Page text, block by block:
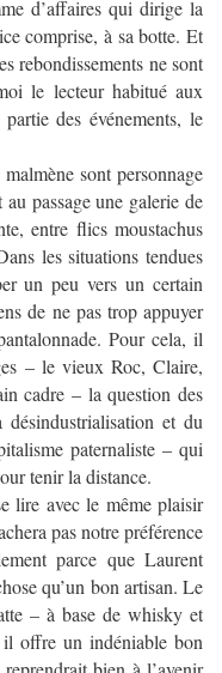
d’affaires qui dirige la
comprise, à sa botte. Et
rebondissements ne sont
le lecteur habitué aux
des événements, le
sont personnage
passage une galerie de
entre flics moustachus
les situations tendues
un peu vers un certain
de ne pas trop appuyer
Pour cela, il
– le vieux Roc, Claire,
cadre – la question des
et du
paternaliste – qui
tenir la distance.
lire avec le même plaisir
pas notre préférence
parce que Laurent
qu’un bon artisan. Le
– à base de whisky et
offre un indéniable bon